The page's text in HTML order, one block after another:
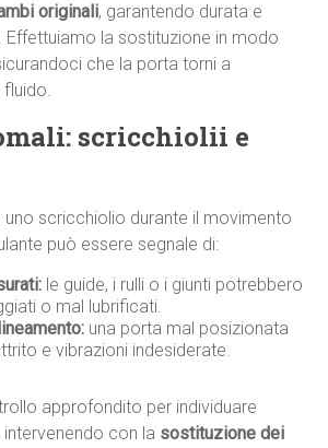
originali, garantendo durata e
Effettuiamo la sostituzione in modo
che la porta torni a
fluido.
scricchiolii e
uno scricchiolio durante il movimento
può essere segnale di:
le guide, i rulli o i giunti potrebbero
o mal lubrificati.
una porta mal posizionata
e vibrazioni indesiderate.
approfondito per individuare
intervenendo con la sostituzione dei